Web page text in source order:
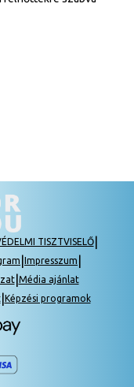
TISZTVISELŐ|
Impresszum
| Média ajánlat
| Képzési programok